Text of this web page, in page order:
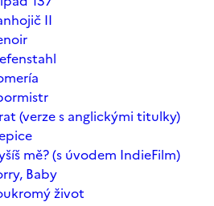
II
(verze s anglickými titulky)
mě? (s úvodem IndieFilm)
Baby
život